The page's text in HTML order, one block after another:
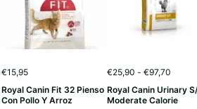
€15,95
Royal Canin Fit 32 Pienso
Con Pollo Y Arroz
€25,90 - €97,70Rango
desde
Royal Canin Urinary
Moderate Calorie